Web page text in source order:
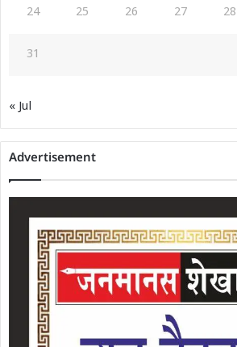
24 25 26 27 28
31
« Jul
Advertisement